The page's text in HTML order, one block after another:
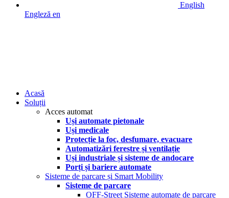
English
Engleză en
Acasă
Soluții
Acces automat
Uși automate pietonale
Uși medicale
Protecție la foc, desfumare, evacuare
Automatizări ferestre și ventilație
Uși industriale și sisteme de andocare
Porți și bariere automate
Sisteme de parcare și Smart Mobility
Sisteme de parcare
OFF-Street Sisteme automate de parcare